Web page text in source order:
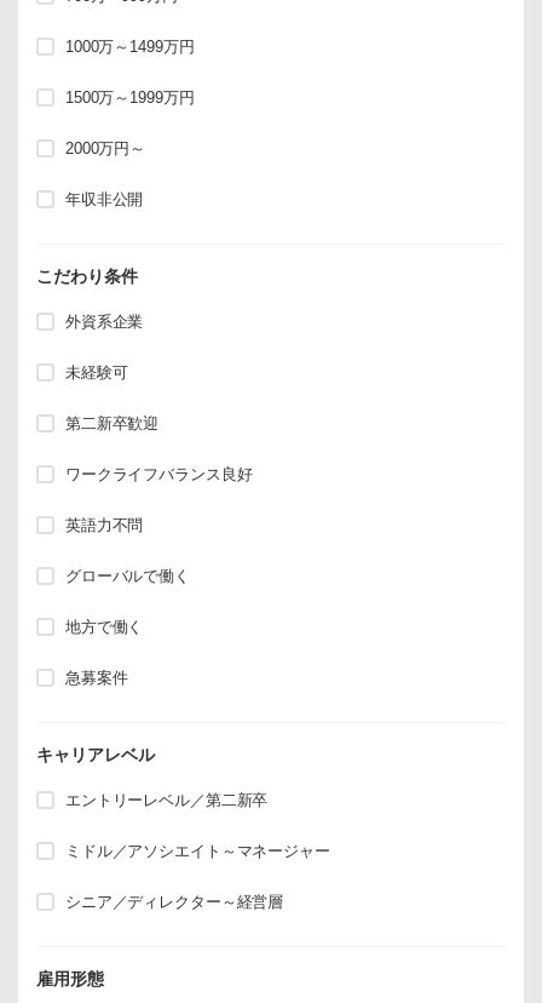
1000万～1499万円
1500万～1999万円
2000万円～
年収非公開
こだわり条件
外資系企業
未経験可
第二新卒歓迎
ワークライフバランス良好
英語力不問
グローバルで働く
地方で働く
急募案件
キャリアレベル
エントリーレベル／第二新卒
ミドル／アソシエイト～マネージャー
シニア／ディレクター～経営層
雇用形態